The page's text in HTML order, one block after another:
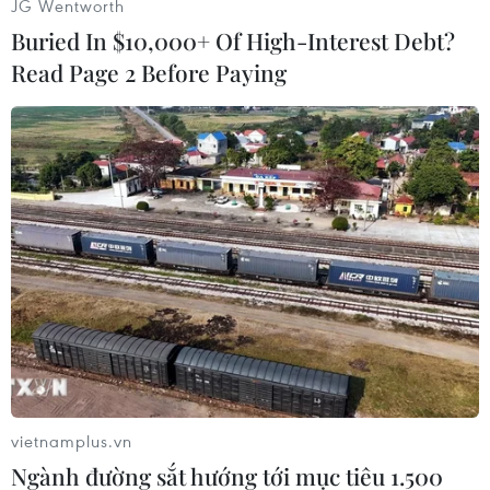
Du khách đến từ Trung Quốc trên chuyến bay CZ8155 đến Đà
Nẵng. (Ảnh: PV/Vietnam+)
Khách Trung Quốc trở lại – kỳ vọng tăng
trưởng mới
JG Wentworth
Buried In $10,000+ Of High-Interest Debt?
Read Page 2 Before Paying
vietnamplus.vn
Ngành đường sắt hướng tới mục tiêu 1.500